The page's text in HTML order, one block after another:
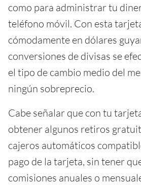
como para administrar tu
teléfono móvil. Con esta
cómodamente en dólares
conversiones de divisas se
el tipo de cambio medio del
ningún sobreprecio.
Cabe señalar que con tu
obtener algunos retiros
cajeros automáticos
pago de la tarjeta, sin tener
comisiones anuales o